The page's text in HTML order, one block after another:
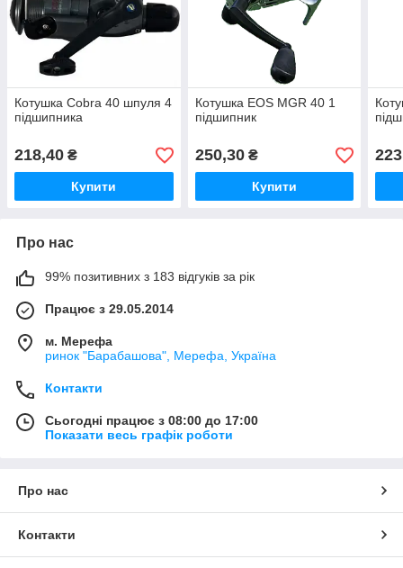
Котушка Cobra 40 шпуля 4
підшипника
218,40 ₴
Купити
Котушка EOS MGR 40 1
підшипник
250,30₴
Купити
223
Про нас
99% позитивних з 183 відгуків за рік
Працює з 29.05.2014
м. Мерефа
ринок "Барабашова", Мерефа, Україна
Контакти
Сьогодні працює з 08:00 до 17:00
Показати весь графік роботи
Про нас
Контакти